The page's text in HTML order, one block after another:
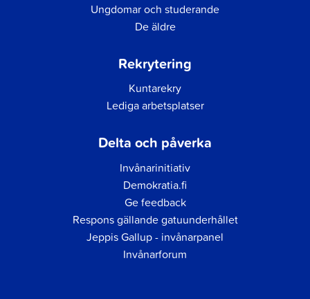
Ungdomar och studerande
De äldre
Rekrytering
Kuntarekry
Lediga arbetsplatser
Delta och påverka
Invånarinitiativ
Demokratia.fi
Ge feedback
Respons gällande gatuunderhållet
Jeppis Gallup - invånarpanel
Invånarforum